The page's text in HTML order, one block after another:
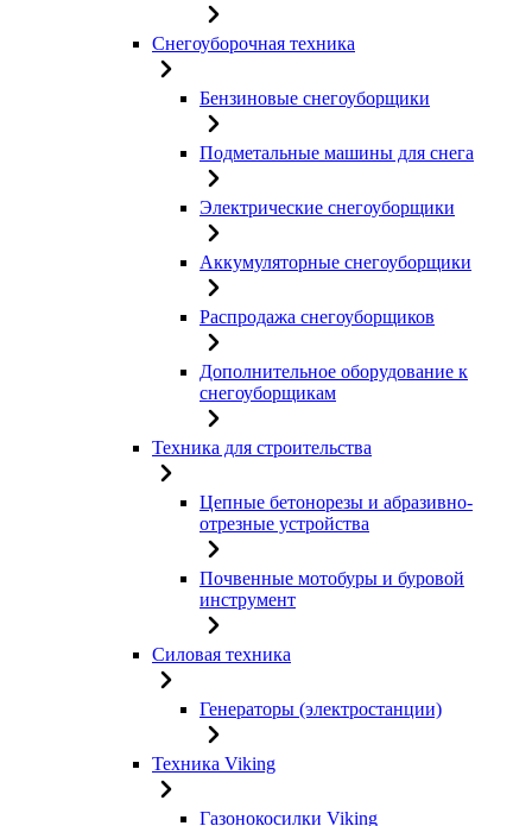
Снегоуборочная техника
Бензиновые снегоуборщики
Подметальные машины для снега
Электрические снегоуборщики
Аккумуляторные снегоуборщики
Распродажа снегоуборщиков
Дополнительное оборудование к
снегоуборщикам
Техника для строительства
Цепные бетонорезы и абразивно-
отрезные устройства
Почвенные мотобуры и буровой
инструмент
Силовая техника
Генераторы (электростанции)
Техника Viking
Газонокосилки Viking